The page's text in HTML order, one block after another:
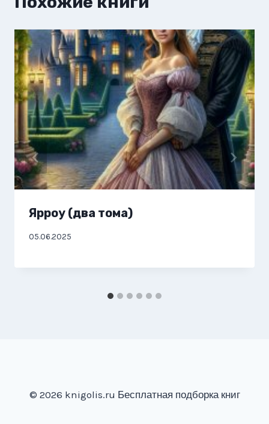
Ярроу (два тома)
05.06.2025
© 2026 knigolis.ru Бесплатная подборка книг